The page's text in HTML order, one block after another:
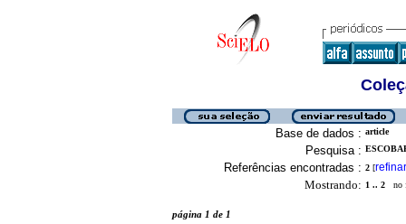
Base de dados : article
Pesquisa :
Referências encontradas : 2 [refinar
Mostrando: 1 .. 2 no
página 1 de 1